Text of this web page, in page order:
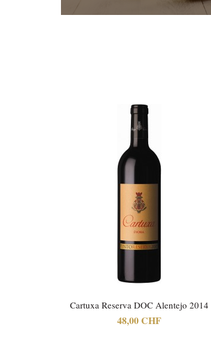
Cartuxa Reserva DOC Alentejo 2014
48,00 CHF